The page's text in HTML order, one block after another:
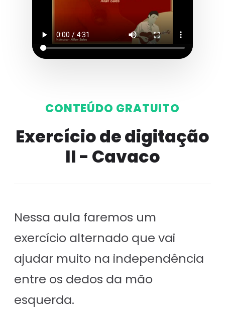
CONTEÚDO GRATUITO
Exercício de digitação
II - Cavaco
Nessa aula faremos um
exercício alternado que vai
ajudar muito na independência
entre os dedos da mão
esquerda.